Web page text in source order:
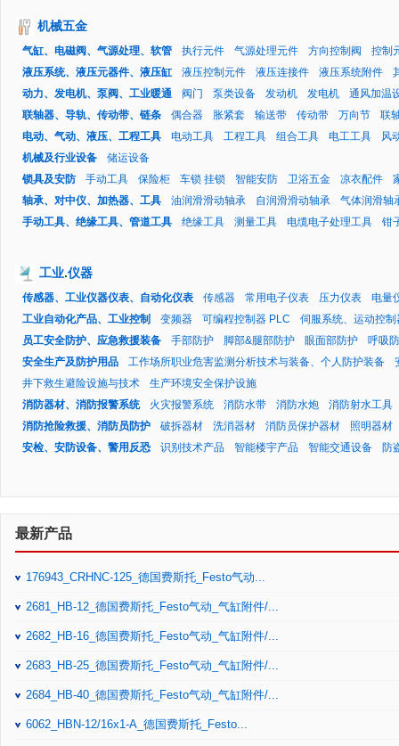
机械五金
气缸、电磁阀、气源处理、软管 执行元件 气源处理元件 方向控制阀
控制
液压系统、液压元器件、液压缸
液压控制元件 液压连接件 液压系统附件
动力、发电机、泵阀、工业暖通
阀门 泵类设备 发动机 发电机
通风加温
联轴器、导轨、传动带、链条
偶合器 胀紧套 输送带 传动带 万向节
联
电动、气动、液压、工程工具
电动工具 工程工具 组合工具 电工工具
风
机械及行业设备
储运设备
锁具及安防
手动工具 保险柜 车锁 挂锁 智能安防 卫浴五金 凉衣配件
轴承、对中仪、加热器、工具
油润滑滑动轴承 自润滑滑动轴承
气体润滑轴
手动工具、绝缘工具、管道工具
绝缘工具 测量工具 电缆电子处理工具 钳
工业.仪器
传感器、工业仪器仪表、自动化仪表 传感器 常用电子仪表 压力仪表
电量
工业自动化产品、工业控制
变频器 可编程控制器 PLC
伺服系统、运动控
员工安全防护、应急救援装备
手部防护 脚部&腿部防护 眼面部防护
呼吸
安全生产及防护用品
工作场所职业危害监测分析技术与装备、个人防护装备
井下救生避险设施与技术
生产环境安全保护设施
消防器材、消防报警系统
火灾报警系统 消防水带 消防水炮
消防射水工具
消防抢险救援、消防员防护
破拆器材 洗消器材 消防员保护器材
照明器材
安检、安防设备、警用反恐
识别技术产品 智能楼宇产品 智能交通设备 防
最新产品
176943_CRHNC-125_德国费斯托_Festo气动...
2681_HB-12_德国费斯托_Festo气动_气缸附件/...
2682_HB-16_德国费斯托_Festo气动_气缸附件/...
2683_HB-25_德国费斯托_Festo气动_气缸附件/...
2684_HB-40_德国费斯托_Festo气动_气缸附件/...
6062_HBN-12/16x1-A_德国费斯托_Festo...